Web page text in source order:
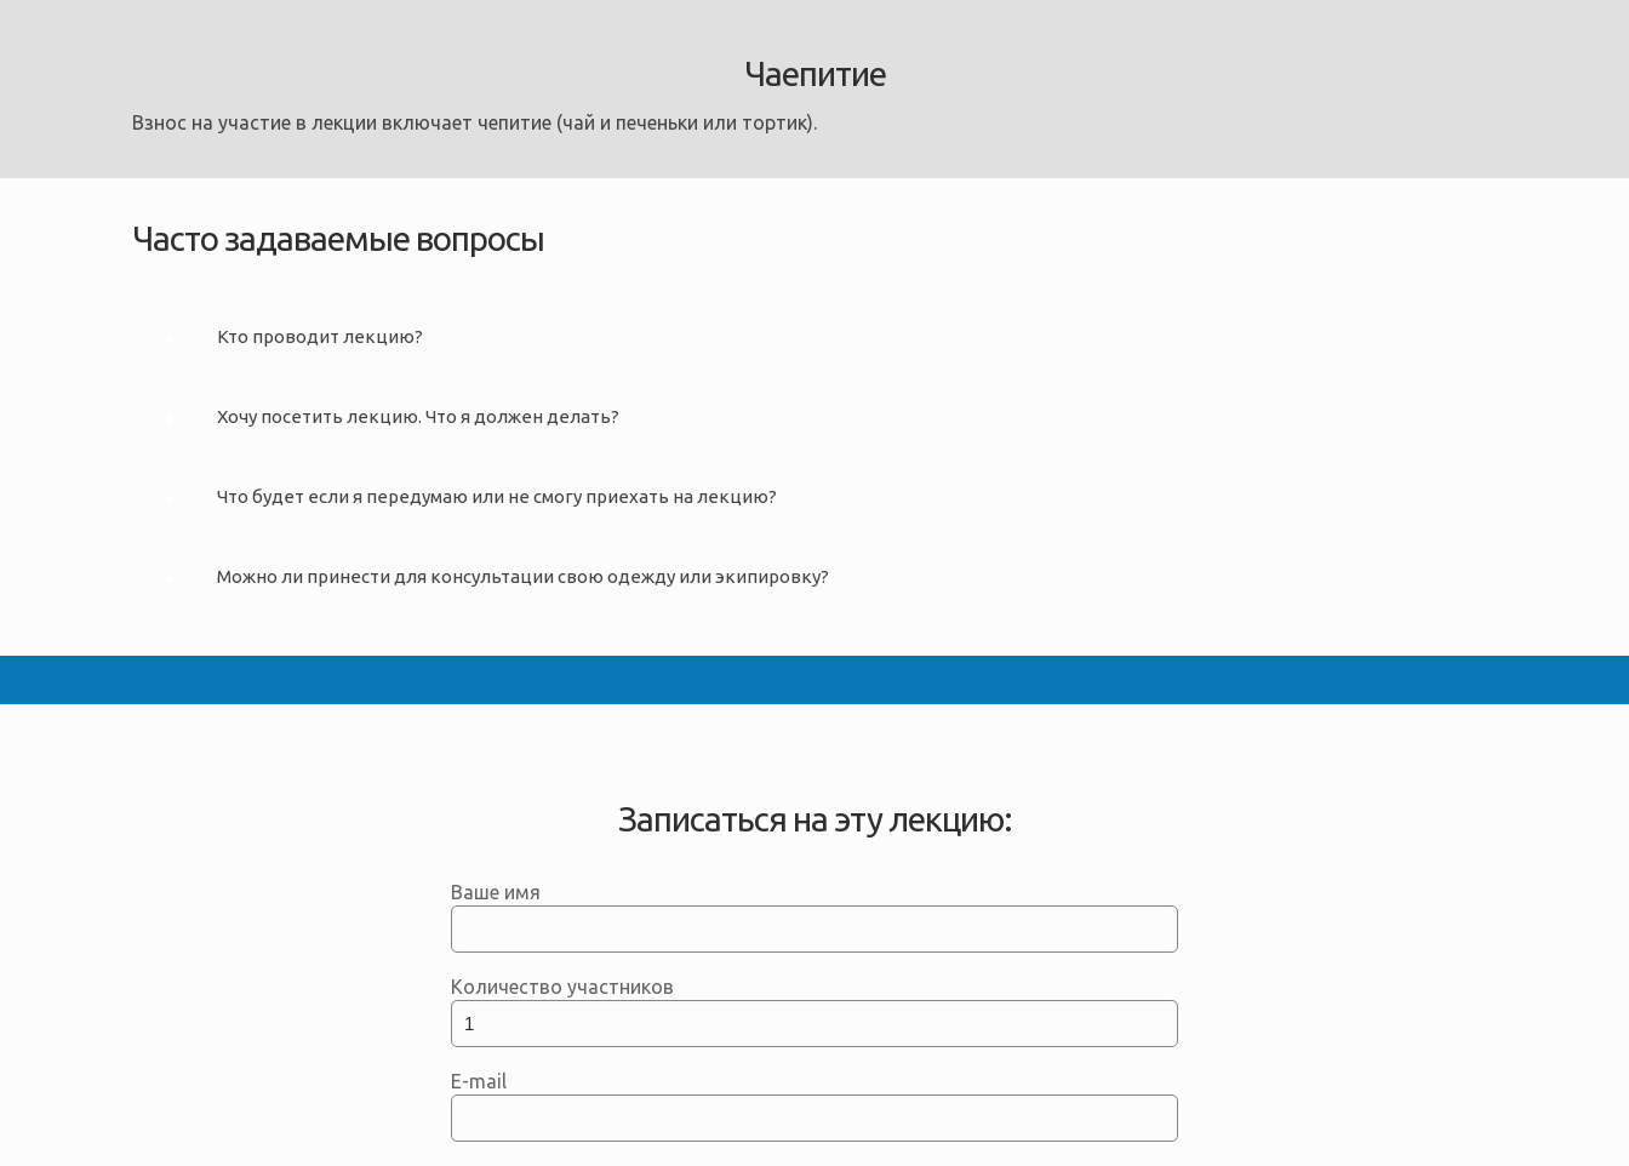
Чаепитие
Взнос на участие в лекции включает чепитие (чай и печеньки или тортик).
Часто задаваемые вопросы
Кто проводит лекцию?
Хочу посетить лекцию. Что я должен делать?
Что будет если я передумаю или не смогу приехать на лекцию?
Можно ли принести для консультации свою одежду или экипировку?
Записаться на эту лекцию:
Ваше имя
Количество участников
E-mail